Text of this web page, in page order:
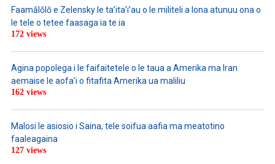
Faamālōlō e Zelensky le ta’ita’i’au o le militeli a lona atunuu ona o
le tele o tetee faasaga ia te ia
172 views
Agina popolega i le faifaitetele o le taua a Amerika ma Iran
aemaise le aofa’i o fitafita Amerika ua maliliu
162 views
Malosi le asiosio i Saina, tele soifua aafia ma meatotino
faaleagaina
127 views